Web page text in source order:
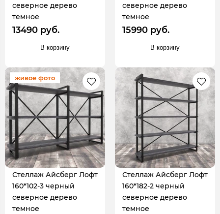
северное дерево
темное
13490 руб.
В корзину
северное дерево
темное
15990 руб.
В корзину
живое фото
Стеллаж Айсберг Лофт
160*102-3 черный
северное дерево
темное
Стеллаж Айсберг Лофт
160*182-2 черный
северное дерево
темное